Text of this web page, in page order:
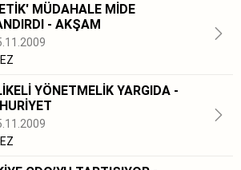
MÜDAHALE MİDE
- AKŞAM
YÖNETMELİK YARGIDA -